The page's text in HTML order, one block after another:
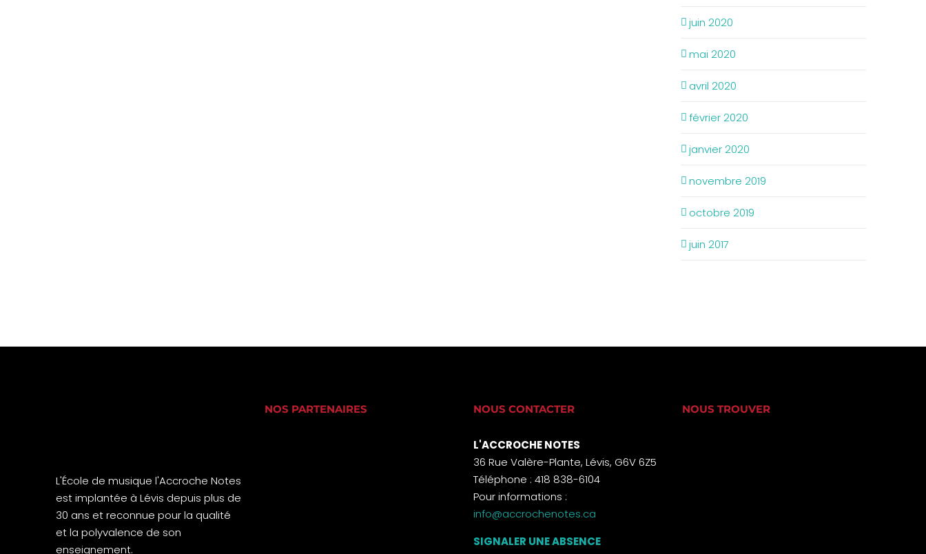
juin 2020
mai 2020
avril 2020
février 2020
janvier 2020
novembre 2019
octobre 2019
juin 2017
L'École de musique l'Accroche Notes
est implantée à Lévis depuis plus de
30 ans et reconnue pour la qualité
et la polyvalence de son
enseignement.
NOS PARTENAIRES NOUS CONTACTER
L'ACCROCHE NOTES
36 Rue Valère-Plante, Lévis, G6V 6Z5
Téléphone : 418 838-6104
Pour informations :
info@accrochenotes.ca
SIGNALER UNE ABSENCE
NOUS TROUVER